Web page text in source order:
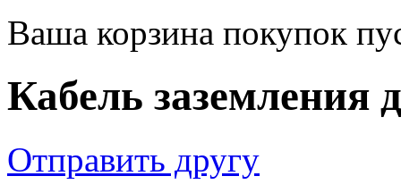
Ваша корзина покупок
Кабель заземления
Отправить другу